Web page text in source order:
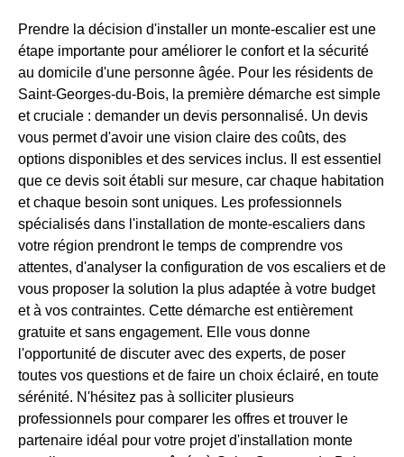
Prendre la décision d'installer un monte-escalier est une
étape importante pour améliorer le confort et la sécurité
au domicile d'une personne âgée. Pour les résidents de
Saint-Georges-du-Bois, la première démarche est simple
et cruciale : demander un devis personnalisé. Un devis
vous permet d'avoir une vision claire des coûts, des
options disponibles et des services inclus. Il est essentiel
que ce devis soit établi sur mesure, car chaque habitation
et chaque besoin sont uniques. Les professionnels
spécialisés dans l'installation de monte-escaliers dans
votre région prendront le temps de comprendre vos
attentes, d'analyser la configuration de vos escaliers et de
vous proposer la solution la plus adaptée à votre budget
et à vos contraintes. Cette démarche est entièrement
gratuite et sans engagement. Elle vous donne
l'opportunité de discuter avec des experts, de poser
toutes vos questions et de faire un choix éclairé, en toute
sérénité. N'hésitez pas à solliciter plusieurs
professionnels pour comparer les offres et trouver le
partenaire idéal pour votre projet d'installation monte